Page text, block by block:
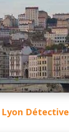
Lyon Détective